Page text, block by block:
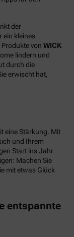
der
ein kleines
von WICK
lindern und
durch die
erwischt hat,
eine Stärkung. Mit
und Ihrem
Start ins Jahr
Machen Sie
mit etwas Glück
entspannte